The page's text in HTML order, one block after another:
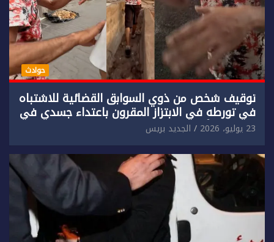
حوادث
توقيف شخص من ذوي السوابق القضائية للاشتباه
في تورطه في الابتزاز المقرون باعتداء جسدي في
حق سائح أجنبي.
23 يوليو، 2026 الجديد بريس